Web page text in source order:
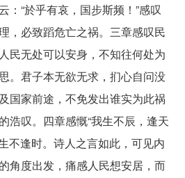
：“於乎有哀，国步斯频！”感叹
，必致蹈危亡之祸。三章感叹民
民无处可以安身，不知往何处为
。君子本无欲无求，扪心自问没
国家前途，不免发出谁实为此祸
浩叹。四章感慨“我生不辰，逢天
不逢时。诗人之言如此，可见内
角度出发，痛感人民想安居，而